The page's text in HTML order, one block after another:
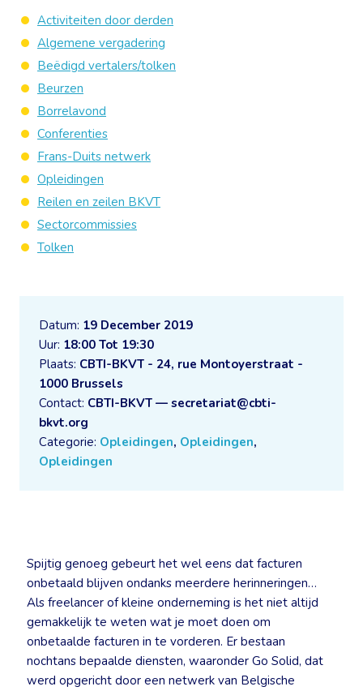
Datum: 19 December 2019
Uur: 18:00 Tot 19:30
Plaats: CBTI-BKVT - 24, rue Montoyerstraat -
1000 Brussels
Contact: CBTI-BKVT — secretariat@cbti-
bkvt.org
Categorie: Opleidingen, Opleidingen,
Opleidingen
Spijtig genoeg gebeurt het wel eens dat facturen
onbetaald blijven ondanks meerdere herinneringen…
Als freelancer of kleine onderneming is het niet altijd
gemakkelijk te weten wat je moet doen om
onbetaalde facturen in te vorderen. Er bestaan
nochtans bepaalde diensten, waaronder Go Solid, dat
werd opgericht door een netwerk van Belgische
Activiteiten door derden
Algemene vergadering
Beëdigd vertalers/tolken
Beurzen
Borrelavond
Conferenties
Frans-Duits netwerk
Opleidingen
Reilen en zeilen BKVT
Sectorcommissies
Tolken